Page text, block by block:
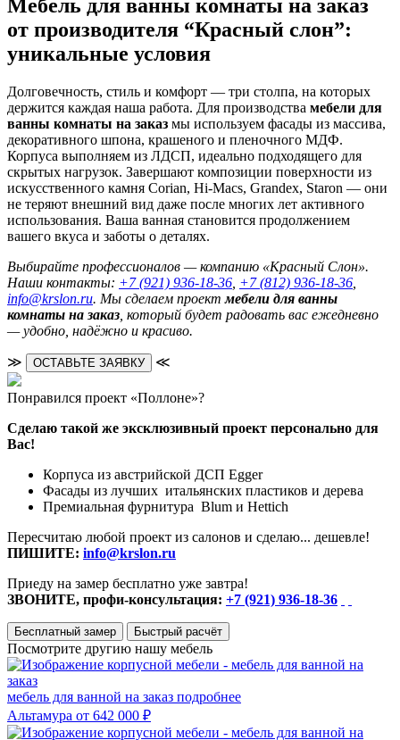
Мебель для ванны комнаты на заказ
от производителя “Красный слон”:
уникальные условия
Долговечность, стиль и комфорт — три столпа, на которых
держится каждая наша работа. Для производства мебели для
ванны комнаты на заказ мы используем фасады из массива,
декоративного шпона, крашеного и пленочного МДФ.
Корпуса выполняем из ЛДСП, идеально подходящего для
скрытых нагрузок. Завершают композиции поверхности из
искусственного камня Corian, Hi-Macs, Grandex, Staron — они
не теряют внешний вид даже после многих лет активного
использования. Ваша ванная становится продолжением
вашего вкуса и заботы о деталях.
Выбирайте профессионалов — компанию «Красный Слон».
Наши контакты: +7 (921) 936-18-36 +7 (812) 936-18-36
info@krslon.ru. Мы сделаем проектмебели для ванны
комнаты на заказ , который будет радовать вас ежедневно
— удобно, надёжно и красиво.
≫ ОСТАВЬТЕ ЗАЯВКУ ≪
Понравился проект «Поллоне»?
Сделаю такой же эксклюзивный проект персонально для
Вас!
Корпуса из австрийской ДСП Egger
Фасады из лучших итальянских пластиков и дерева
Премиальная фурнитура Blum и Hettich
Пересчитаю любой проект из салонов и сделаю... дешевле!
ПИШИТЕ: info@krslon.ru
Приеду на замер бесплатно уже завтра!
ЗВОНИТЕ, профи-консультация: +7 (921) 936-18-36
Бесплатный замер Быстрый расчёт
Посмотрите другию нашу мебель
мебель для ванной на заказ подробнее
Альтамура от 642 000 ₽